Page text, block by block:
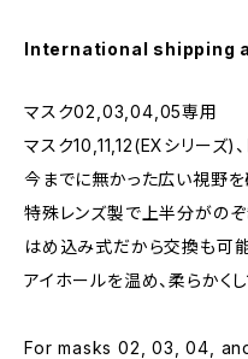
International shipping
マスク02,03,04,05専用
マスク10,11,12(EXシリーズ)
今までに無かった広い視野を
特殊レンズ製で上半分がのぞ
はめ込み式だから交換も可能
アイホールを温め、柔らかく
For masks 02, 03, 04,